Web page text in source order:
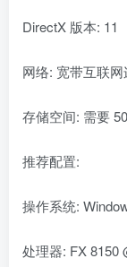
DirectX 版本: 11
网络: 宽带互联
存储空间: 需要
推荐配置:
操作系统:
处理器: FX 8150